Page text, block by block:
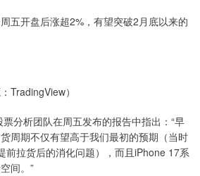
五开盘后涨超2%，有望突破2月底以来的
TradingView）
分析团队在周五发布的报告中指出：“早
周期不仅有望高于我们最初的预期（当时
前拉货后的消化问题），而且iPhone 17系
间。”